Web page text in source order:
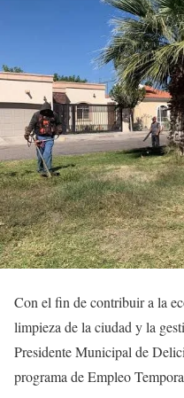
Con el fin de contribuir a la
limpieza de la ciudad y la
Presidente Municipal de
programa de Empleo